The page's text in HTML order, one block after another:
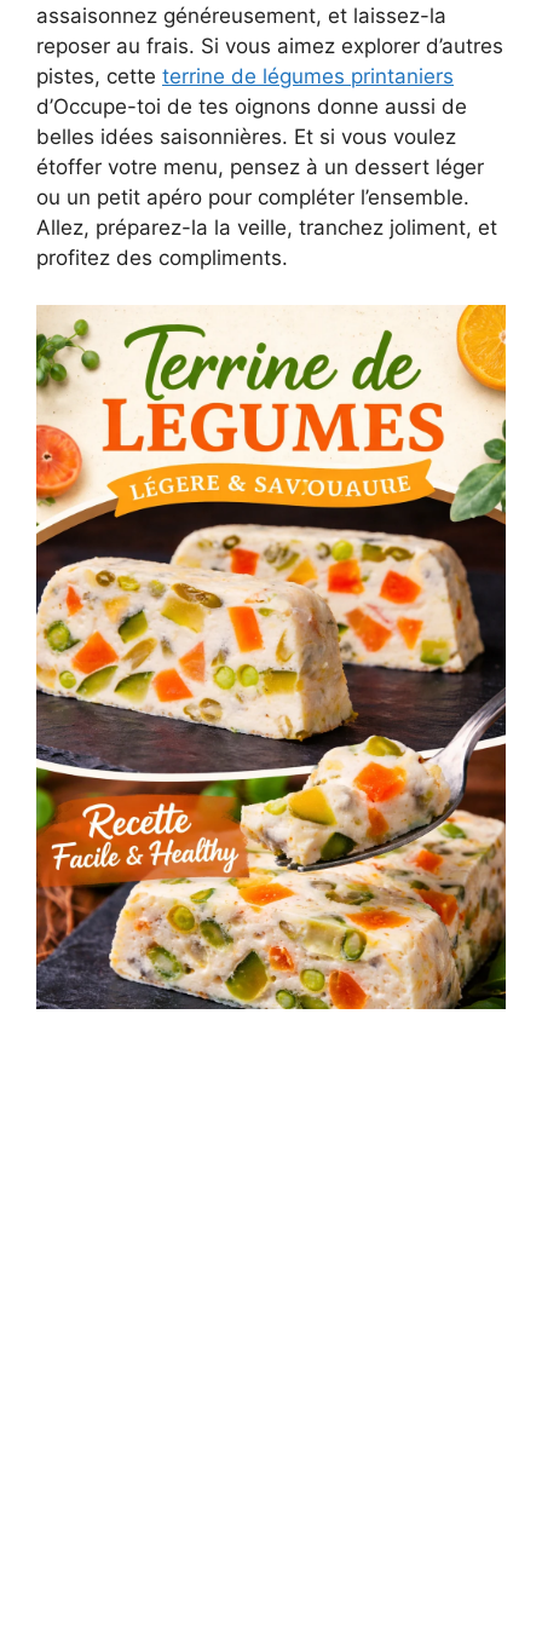
assaisonnez généreusement, et laissez-la
reposer au frais. Si vous aimez explorer d’autres
pistes, cette terrine de légumes printaniers
d’Occupe-toi de tes oignons donne aussi de
belles idées saisonnières. Et si vous voulez
étoffer votre menu, pensez à un dessert léger
ou un petit apéro pour compléter l’ensemble.
Allez, préparez-la la veille, tranchez joliment, et
profitez des compliments.